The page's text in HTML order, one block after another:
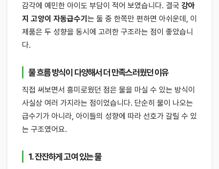
감각에 예민한 아이도 부담이 적어 보였습니다. 결국 강아
지 고양이 자동급수기 는 둘 중 한쪽만 편하면 아쉬운데, 이
제품은 두 성향을 동시에 고려한 구조라는 점이 좋았습니
다.
물 흐름 방식이 다양해서 더 만족스러웠던 이유
직접 써보면서 흥미로웠던 점은 물을 마실 수 있는 방식이
사실상 여러 가지라는 점이었습니다. 단순히 물이 나오는
급수기가 아니라, 아이들의 성향에 따라 선호가 갈릴 수 있
는 구조였어요.
1. 잔잔하게 고여 있는 물